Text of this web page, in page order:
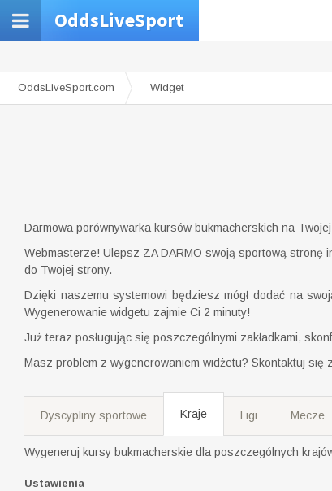
OddsLiveSport
OddsLiveSport.com Widget
Darmowa porównywarka kursów bukmacherskich na
Webmasterze! Ulepsz ZA DARMO swoją sportową
do Twojej strony.
Dzięki naszemu systemowi będziesz mógł dodać na
Wygenerowanie widgetu zajmie Ci 2 minuty!
Już teraz posługując się poszczególnymi zakładkami,
Masz problem z wygenerowaniem widżetu? Skontaktuj się
Dyscypliny sportowe Kraje Ligi Mecze
Wygeneruj kursy bukmacherskie dla poszczególnych
Ustawienia